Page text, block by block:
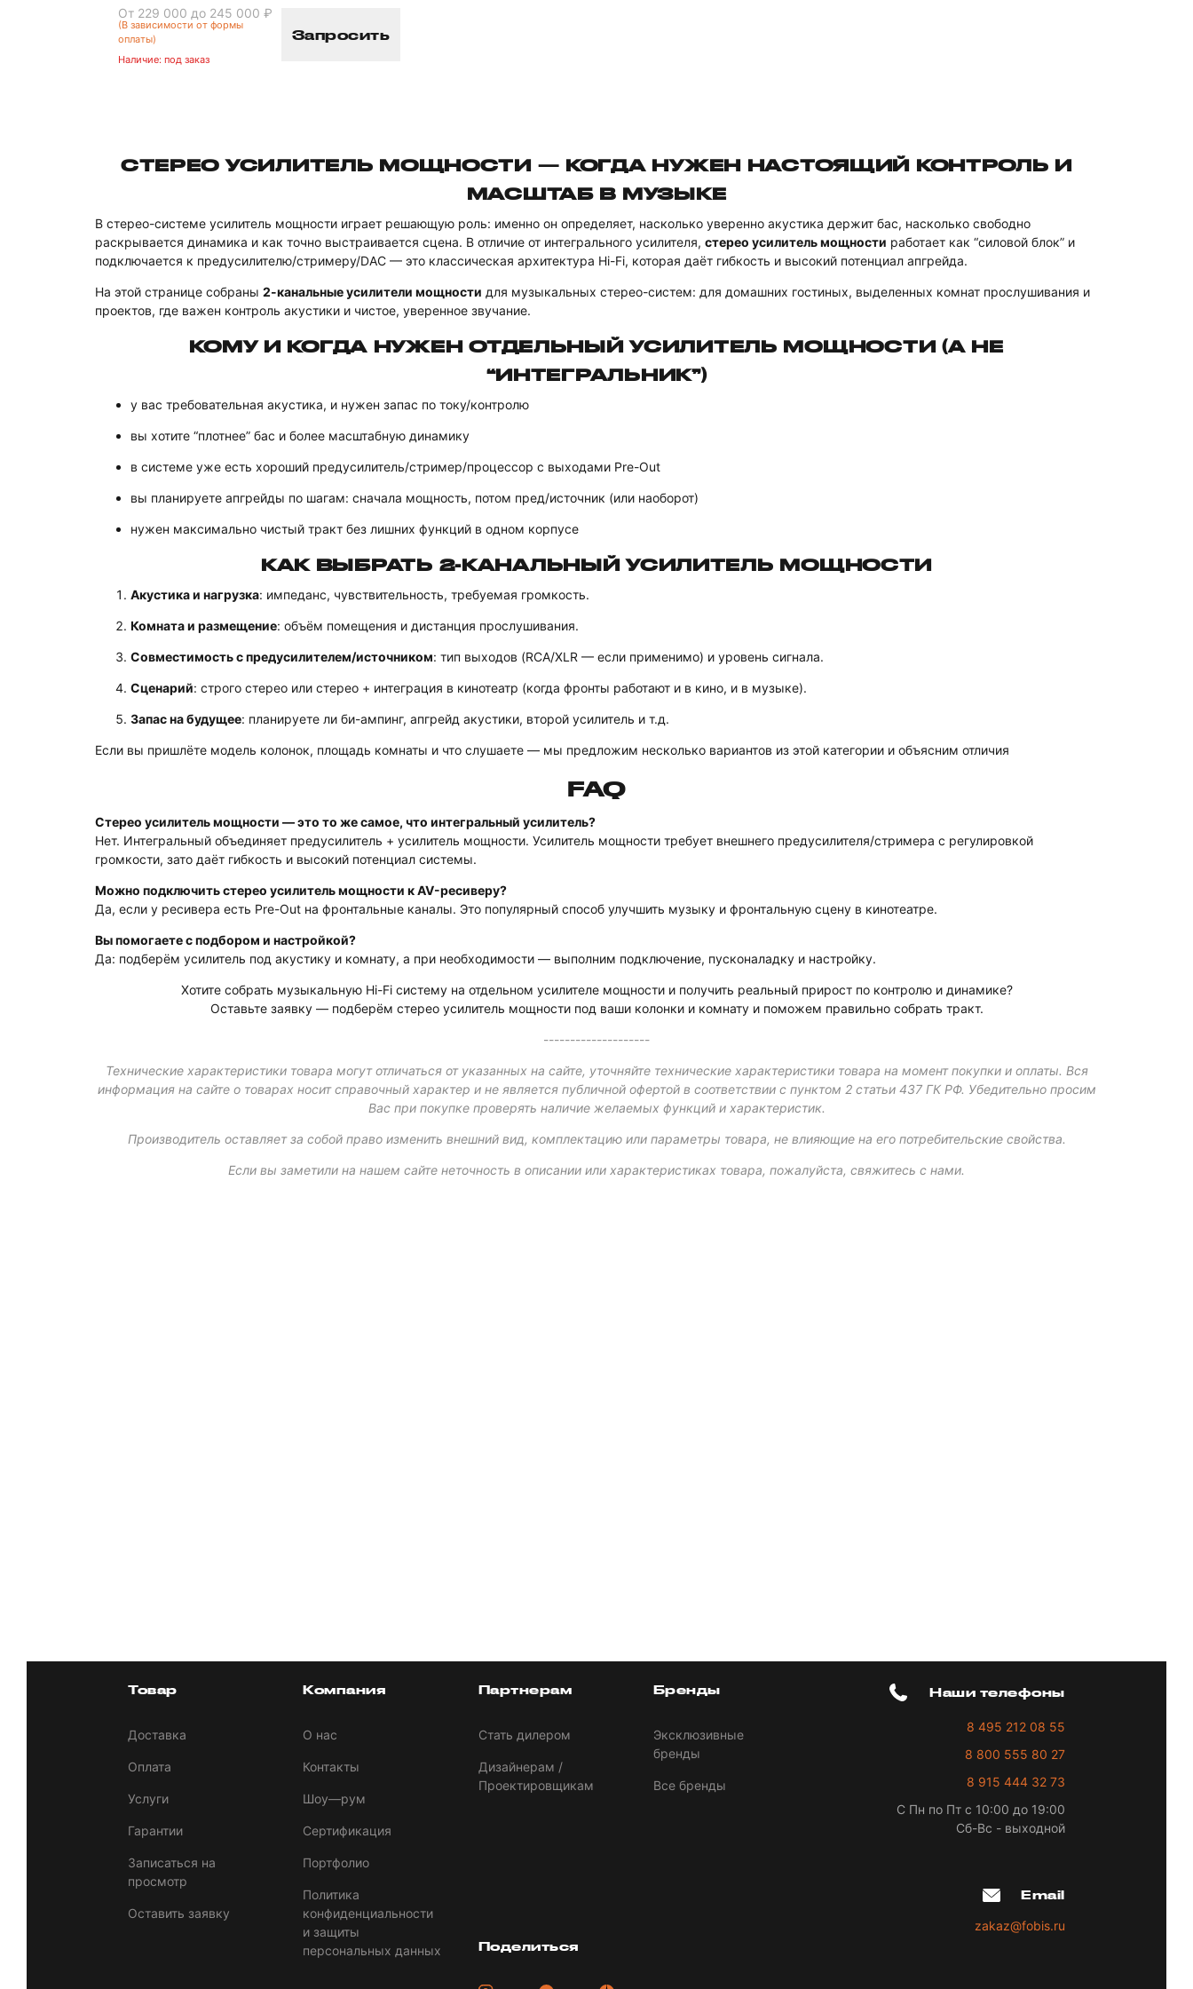
От 229 000 до 245 000 ₽
(В зависимости от формы
оплаты)
Наличие: под заказ
Запросить
СТЕРЕО УСИЛИТЕЛЬ МОЩНОСТИ — КОГДА НУЖЕН НАСТОЯЩИЙ КОНТРОЛЬ И
МАСШТАБ В МУЗЫКЕ
В стерео-системе усилитель мощности играет решающую роль: именно он определяет, насколько уверенно акустика держит бас, насколько свободно
раскрывается динамика и как точно выстраивается сцена. В отличие от интегрального усилителя,стерео усилитель мощности работает как “силовой блок” и
подключается к предусилителю/стримеру/DAC — это классическая архитектура Hi-Fi, которая даёт гибкость и высокий потенциал апгрейда.
На этой странице собраны2-канальные усилители мощности для музыкальных стерео-систем: для домашних гостиных, выделенных комнат прослушивания и
проектов, где важен контроль акустики и чистое, уверенное звучание.
КОМУ И КОГДА НУЖЕН ОТДЕЛЬНЫЙ УСИЛИТЕЛЬ МОЩНОСТИ (А НЕ
“ИНТЕГРАЛЬНИК”)
у вас требовательная акустика, и нужен запас по току/контролю
вы хотите “плотнее” бас и более масштабную динамику
в системе уже есть хороший предусилитель/стример/процессор с выходами Pre-Out
вы планируете апгрейды по шагам: сначала мощность, потом пред/источник (или наоборот)
нужен максимально чистый тракт без лишних функций в одном корпусе
КАК ВЫБРАТЬ 2-КАНАЛЬНЫЙ УСИЛИТЕЛЬ МОЩНОСТИ
Акустика и нагрузка: импеданс, чувствительность, требуемая громкость.
Комната и размещение: объём помещения и дистанция прослушивания.
Совместимость с предусилителем/источником: тип выходов (RCA/XLR — если применимо) и уровень сигнала.
Сценарий: строго стерео или стерео + интеграция в кинотеатр (когда фронты работают и в кино, и в музыке).
Запас на будущее: планируете ли би-ампинг, апгрейд акустики, второй усилитель и т.д.
Если вы пришлёте модель колонок, площадь комнаты и что слушаете — мы предложим несколько вариантов из этой категории и объясним отличия
FAQ
Стерео усилитель мощности — это то же самое, что интегральный усилитель?
Нет. Интегральный объединяет предусилитель + усилитель мощности. Усилитель мощности требует внешнего предусилителя/стримера с регулировкой
громкости, зато даёт гибкость и высокий потенциал системы.
Можно подключить стерео усилитель мощности к AV-ресиверу?
Да, если у ресивера есть Pre-Out на фронтальные каналы. Это популярный способ улучшить музыку и фронтальную сцену в кинотеатре.
Вы помогаете с подбором и настройкой?
Да: подберём усилитель под акустику и комнату, а при необходимости — выполним подключение, пусконаладку и настройку.
Хотите собрать музыкальную Hi-Fi систему на отдельном усилителе мощности и получить реальный прирост по контролю и динамике?
Оставьте заявку — подберём стерео усилитель мощности под ваши колонки и комнату и поможем правильно собрать тракт.
--------------------
Технические характеристики товара могут отличаться от указанных на сайте, уточняйте технические характеристики товара на момент покупки и оплаты. Вся
информация на сайте о товарах носит справочный характер и не является публичной офертой в соответствии с пунктом 2 статьи 437 ГК РФ. Убедительно просим
Вас при покупке проверять наличие желаемых функций и характеристик.
Производитель оставляет за собой право изменить внешний вид, комплектацию или параметры товара, не влияющие на его потребительские свойства.
Если вы заметили на нашем сайте неточность в описании или характеристиках товара, пожалуйста, свяжитесь с нами.
Товар
Доставка
Оплата
Услуги
Гарантии
Записаться на
просмотр
Оставить заявку
Компания
О нас
Контакты
Шоу—рум
Сертификация
Портфолио
Политика
конфиденциальности
и защиты
персональных данных
Партнерам
Стать дилером
Дизайнерам /
Проектировщикам
Бренды
Эксклюзивные
бренды
Все бренды
Поделиться
Наши телефоны
8 495 212 08 55
8 800 555 80 27
8 915 444 32 73
С Пн по Пт с 10:00 до 19:00
Сб-Вс - выходной
Email
zakaz@fobis.ru